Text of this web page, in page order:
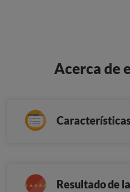
Acerca de
Resultado de